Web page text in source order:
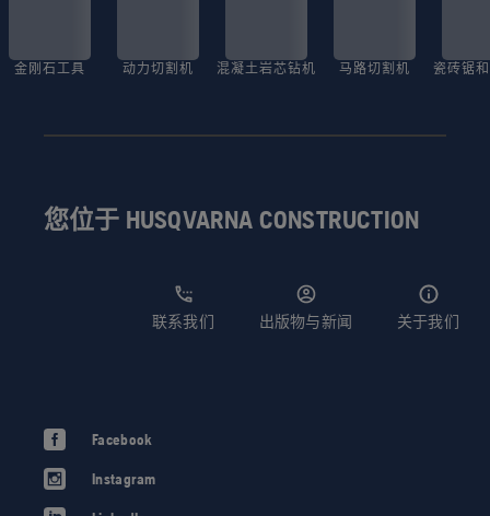
金刚石工具 动力切割机 混凝土岩芯钻机 马路切割机 瓷砖锯
您位于 HUSQVARNA CONSTRUCTION
联系我们 出版物与新闻 关于我们
Facebook
Instagram